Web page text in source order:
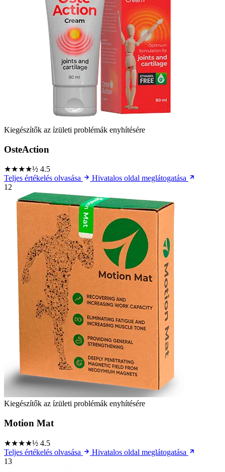
Kiegészítők az ízületi problémák enyhítésére
OsteAction
★★★★½ 4.5
Teljes értékelés olvasása
Hivatalos oldal meglátogatása
12
Kiegészítők az ízületi problémák enyhítésére
Motion Mat
★★★★½ 4.5
Teljes értékelés olvasása
Hivatalos oldal meglátogatása
13